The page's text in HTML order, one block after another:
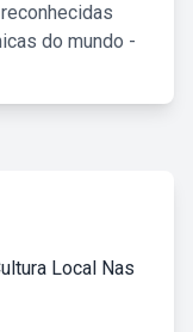
do mundo -
Local Nas